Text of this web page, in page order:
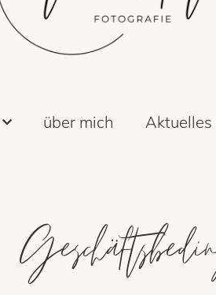
über mich Aktuelles